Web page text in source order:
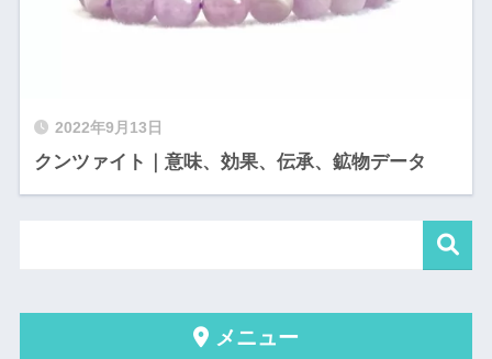
2022年9月13日
クンツァイト｜意味、効果、伝承、鉱物データ
メニュー